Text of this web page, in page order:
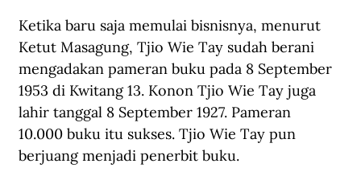
Ketika baru saja memulai bisnisnya, menurut
Ketut Masagung, Tjio Wie Tay sudah berani
mengadakan pameran buku pada 8 September
1953 di Kwitang 13. Konon Tjio Wie Tay juga
lahir tanggal 8 September 1927. Pameran
10.000 buku itu sukses. Tjio Wie Tay pun
berjuang menjadi penerbit buku.